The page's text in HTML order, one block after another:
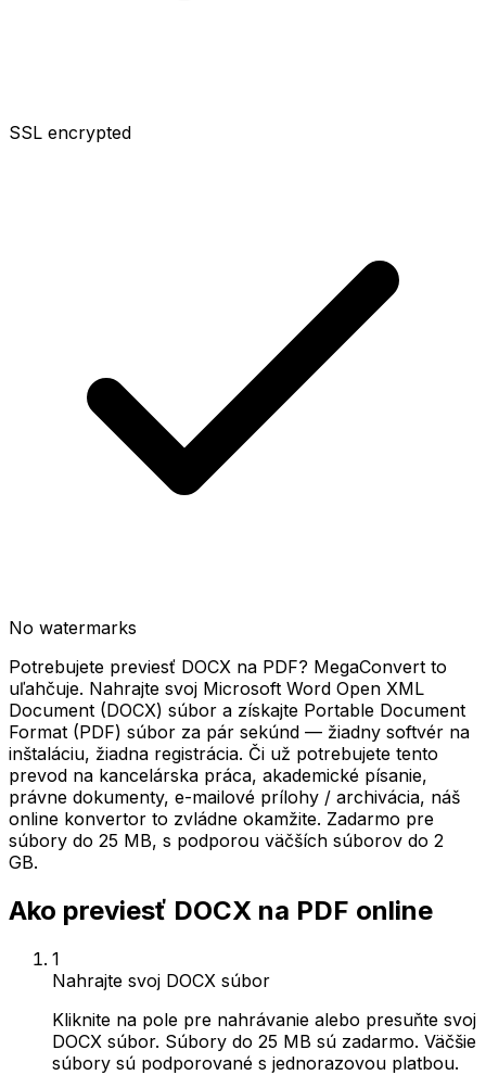
SSL encrypted
No watermarks
Potrebujete previesť DOCX na PDF? MegaConvert to
uľahčuje. Nahrajte svoj Microsoft Word Open XML
Document (DOCX) súbor a získajte Portable Document
Format (PDF) súbor za pár sekúnd — žiadny softvér na
inštaláciu, žiadna registrácia. Či už potrebujete tento
prevod na kancelárska práca, akademické písanie,
právne dokumenty, e-mailové prílohy / archivácia, náš
online konvertor to zvládne okamžite. Zadarmo pre
súbory do 25 MB, s podporou väčších súborov do 2
GB.
Ako previesť DOCX na PDF online
1
Nahrajte svoj DOCX súbor
Kliknite na pole pre nahrávanie alebo presuňte svoj
DOCX súbor. Súbory do 25 MB sú zadarmo. Väčšie
súbory sú podporované s jednorazovou platbou.